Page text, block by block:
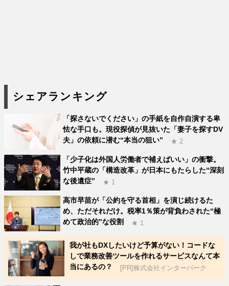
シェアランキング
「探さないでください」の手紙を自作自演する卑
怯な手口も。現役探偵が見抜いた「妻子を探すDV
夫」の依頼に潜む“本当の狙い”
★ 2
「少子化は外国人労働者で補えばいい」の衝撃。
竹中平蔵の「構造改革」が日本にもたらした“深刻
な後遺症”
★ 1
高市早苗が「公約を守る首相」を演じ続けるた
め、ただそれだけ。税率1％策が背負わされた“極
めて政治的”な役割
★ 1
我が社もDXしたいけど予算がない！コードな
しで業務改善ツールを作れるサービスなんて本
当にあるの？
[PR]株式会社インターパーク